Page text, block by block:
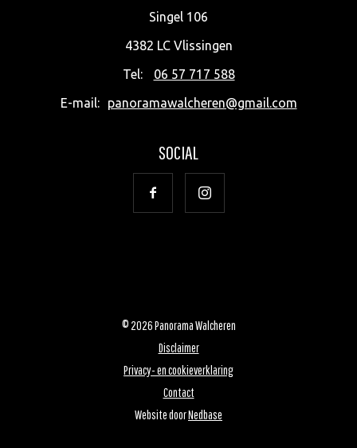
Singel 106
4382 LC Vlissingen
Tel:
06 57 717 588
E-mail:
panoramawalcheren@gmail.com
SOCIAL
© 2026 Panorama Walcheren
Disclaimer
Privacy- en cookieverklaring
Contact
Website doorNedbase